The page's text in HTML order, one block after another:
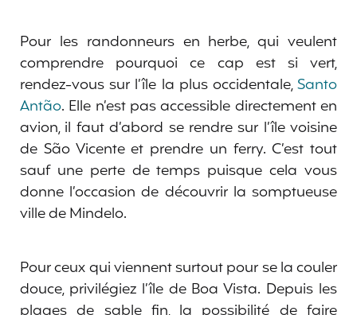
Pour les randonneurs en herbe, qui veulent
comprendre pourquoi ce cap est si vert,
rendez-vous sur l’île la plus occidentale,Santo
Antão. Elle n’est pas accessible directement en
avion, il faut d’abord se rendre sur l’île voisine
de São Vicente et prendre un ferry. C’est tout
sauf une perte de temps puisque cela vous
donne l’occasion de découvrir la somptueuse
ville de Mindelo.
Pour ceux qui viennent surtout pour se la couler
douce, privilégiez l’île de Boa Vista. Depuis les